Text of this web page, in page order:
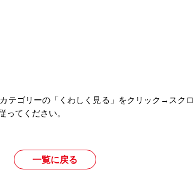
テゴリーの「くわしく見る」をクリック→スク
ってください。
一覧に戻る